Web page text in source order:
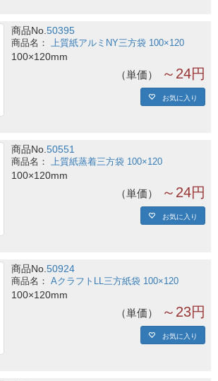
商品No.50395
上質紙アルミNY三方袋 100×120
100×120mm
単価 ～24円
お気に入り
商品No.50551
上質紙蒸着三方袋 100×120
100×120mm
単価 ～24円
お気に入り
商品No.50924
AクラフトLL三方紙袋 100×120
100×120mm
単価 ～23円
お気に入り